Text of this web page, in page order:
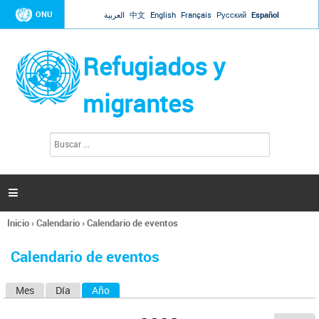
Jump to navigation
ONU العربية 中文 English Français Русский Español
Refugiados y
migrantes
l
s

Se
usted
Inicio›Calendario›Calendario de eventos
Calendario de eventos
Mes Día Año